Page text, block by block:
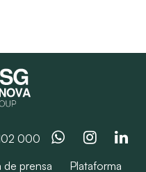
000 Whatsapp
de prensa Plataforma